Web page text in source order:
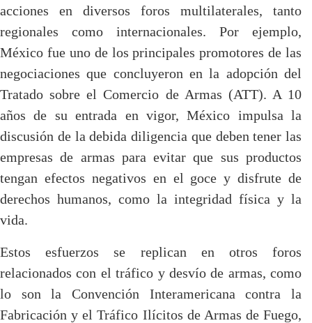
acciones en diversos foros multilaterales, tanto
regionales como internacionales. Por ejemplo,
México fue uno de los principales promotores de las
negociaciones que concluyeron en la adopción del
Tratado sobre el Comercio de Armas (ATT). A 10
años de su entrada en vigor, México impulsa la
discusión de la debida diligencia que deben tener las
empresas de armas para evitar que sus productos
tengan efectos negativos en el goce y disfrute de
derechos humanos, como la integridad física y la
vida.
Estos esfuerzos se replican en otros foros
relacionados con el tráfico y desvío de armas, como
lo son la Convención Interamericana contra la
Fabricación y el Tráfico Ilícitos de Armas de Fuego,